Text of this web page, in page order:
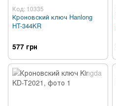
Код: 10335
Кроновский ключ Hanlong
HT-344KR
577 грн